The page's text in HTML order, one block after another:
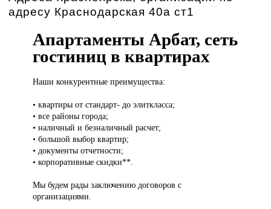
адресу Краснодарская 40а ст1
Апартаменты Арбат, сеть
гостиниц в квартирах
Наши конкурентныепреимущества:
• квартиры от стандарт- до элиткласса;
• все районы города;
• наличный и безналичный расчет;
• большой выбор квартир;
• документы отчетности;
• корпоративные скидки**.
Мы будем рады заключению договоров с
организациями.